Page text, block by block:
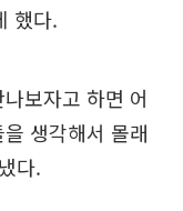
했다.
보자고 하면 어
생각해서 몰래
다.